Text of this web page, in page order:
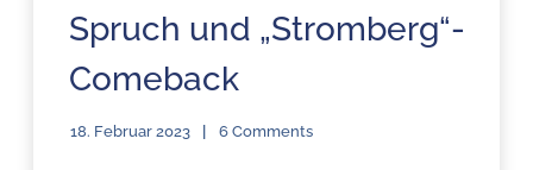
Spruch und „Stromberg“-
Comeback
18. Februar 2023 6 Comments